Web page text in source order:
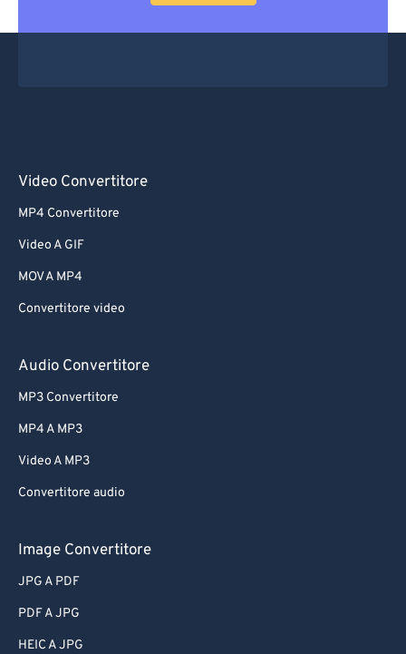
Video Convertitore
MP4 Convertitore
Video A GIF
MOV A MP4
Convertitore video
Audio Convertitore
MP3 Convertitore
MP4 A MP3
Video A MP3
Convertitore audio
Image Convertitore
JPG A PDF
PDF A JPG
HEIC A JPG